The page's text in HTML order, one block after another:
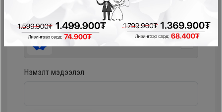
Pocket - урьдчилгаагүй, шимтгэлгүй
Нэмэлт мэдээлэл